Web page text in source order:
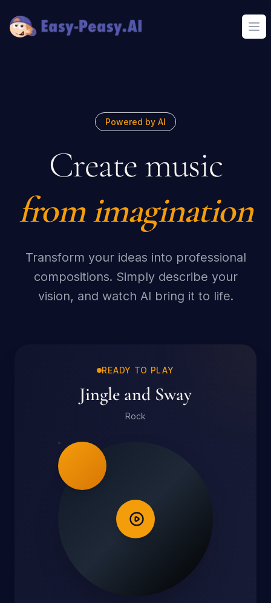
Powered by AI
Create music
from imagination
Transform your ideas into professional
compositions. Simply describe your
vision, and watch AI bring it to life.
READY TO PLAY
Jingle and Sway
Rock